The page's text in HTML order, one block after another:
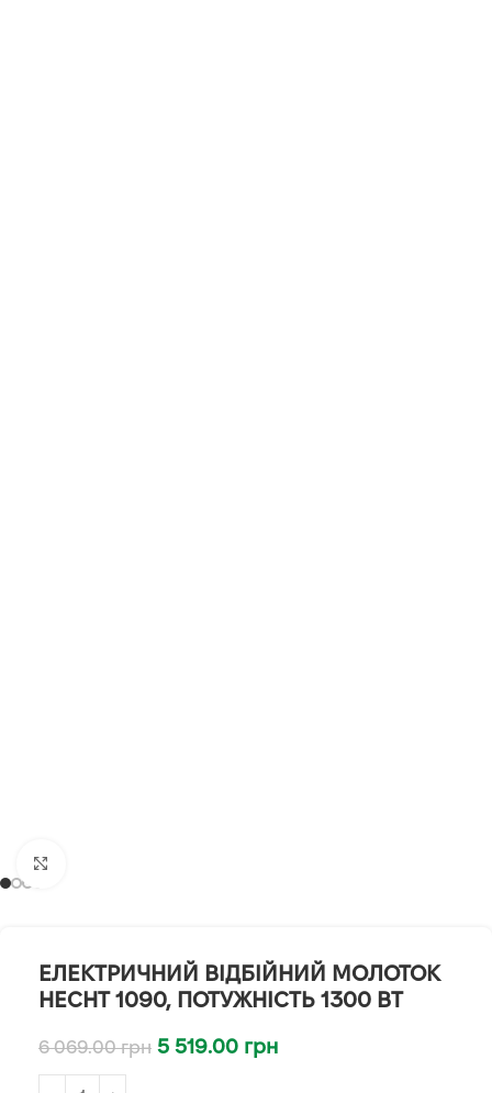
ЕЛЕКТРИЧНИЙ ВІДБІЙНИЙ МОЛОТОК
HECHT 1090, ПОТУЖНІСТЬ 1300 ВТ
6 069.00грн 5 519.00 грн